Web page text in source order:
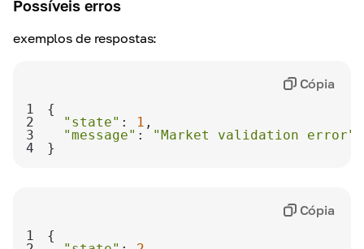
Possíveis erros
exemplos de respostas:
1
2
"state" : 1
3
"message" :
"Market validation error"
4
}
Cópia
1
Cópia